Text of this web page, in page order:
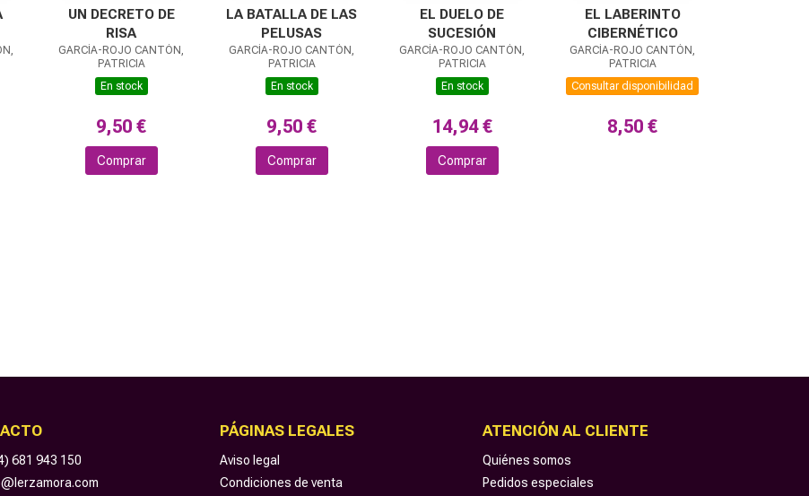
UN DECRETO DE
RISA
GARCÍA-ROJO CANTÓN,
PATRICIA
En stock
9,50 €
Comprar
LA BATALLA DE LAS
PELUSAS
GARCÍA-ROJO CANTÓN,
PATRICIA
En stock
9,50 €
Comprar
EL DUELO DE
SUCESIÓN
GARCÍA-ROJO CANTÓN,
PATRICIA
En stock
14,94 €
Comprar
EL LABERINTO
CIBERNÉTICO
GARCÍA-ROJO CANTÓN,
PATRICIA
Consultar disponibilidad
8,50 €
681 943 150
PÁGINAS LEGALES
Aviso legal
Condiciones de venta
ATENCIÓN AL CLIENTE
Quiénes somos
Pedidos especiales